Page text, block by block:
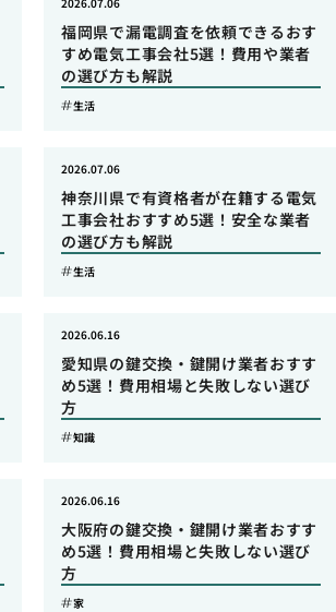
福岡県で漏電調査を依頼できるおす
すめ電気工事会社5選！費用や業者
の選び方も解説
生活
神奈川県で有資格者が在籍する電気
工事会社おすすめ5選！安全な業者
の選び方も解説
2026.07.06
生活
愛知県の鍵交換・鍵開け業者おすす
め5選！費用相場と失敗しない選び
方
2026.06.16
知識
大阪府の鍵交換・鍵開け業者おすす
め5選！費用相場と失敗しない選び
方
2026.06.16
家